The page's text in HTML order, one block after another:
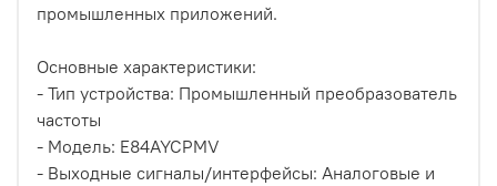
промышленных приложений.
Основные характеристики:
- Тип устройства: Промышленный преобразователь
частоты
- Модель: E84AYCPMV
- Выходные сигналы/интерфейсы: Аналоговые и